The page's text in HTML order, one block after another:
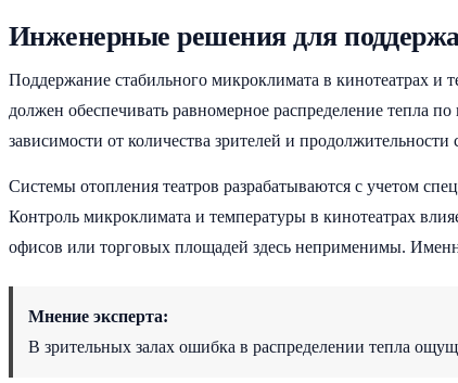
Инженерные решения для
Поддержание стабильного микроклимата в кинотеатрах и
должен обеспечивать равномерное распределение тепла
зависимости от количества зрителей и
Системы отопления театров разрабатываются с учетом
Контроль микроклимата и температуры в кинотеатрах
офисов или торговых площадей здесь неприменимы.
Мнение эксперта:
В зрительных залах ошибка в распределении тепла